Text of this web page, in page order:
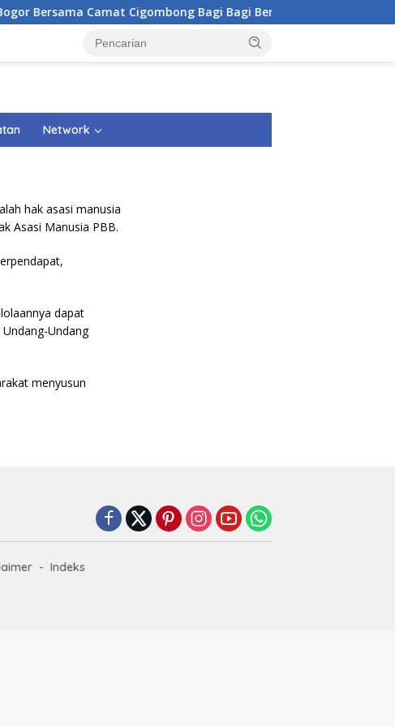
Bersama Camat Cigombong Bagi Bagi Bendera Merah Putih
Network
hak asasi manusia
Asasi Manusia PBB.
dapat
Undang
menyusun
Indeks